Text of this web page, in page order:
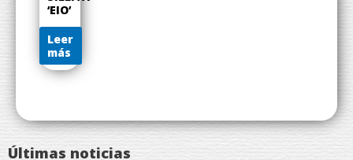
‘EIO’
Leer
más
Últimas noticias